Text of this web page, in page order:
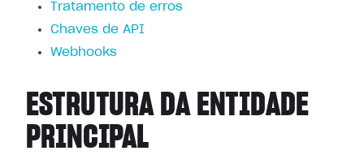
Tratamento de erros
Chaves de API
Webhooks
ESTRUTURA DA ENTIDADE
PRINCIPAL